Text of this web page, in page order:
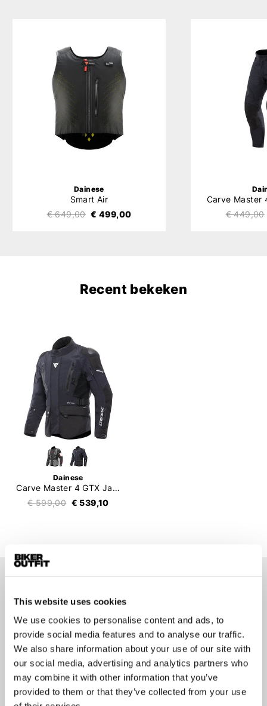
This website uses cookies
We use cookies to personalise content and ads, to
provide social media features and to analyse our traffic.
We also share information about your use of our site with
our social media, advertising and analytics partners who
may combine it with other information that you’ve
provided to them or that they’ve collected from your use
Dainese
Smart Air
€ 649,00 € 499,00
Carve Master
€ 449,00
Recent bekeken
Dainese
Carve Master 4 GTX Jacket
€ 599,00 € 539,10
Geen zorgen, wij zullen je niet spammen
Aanmelden